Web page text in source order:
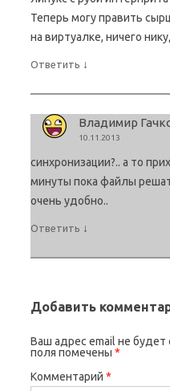
       ;;
       stop
   status)
       status
       ;;
echo "Usage:
       exit 1
Теперь могу править
на виртуалке, ничего
Ответить ↓
Владимир
10.11.2013
синхронизации?.. а то
минуты пока файлы
очень удобно..
Ответить ↓
Добавить
Ваш адрес email не будет
поля помечены *
Комментарий *